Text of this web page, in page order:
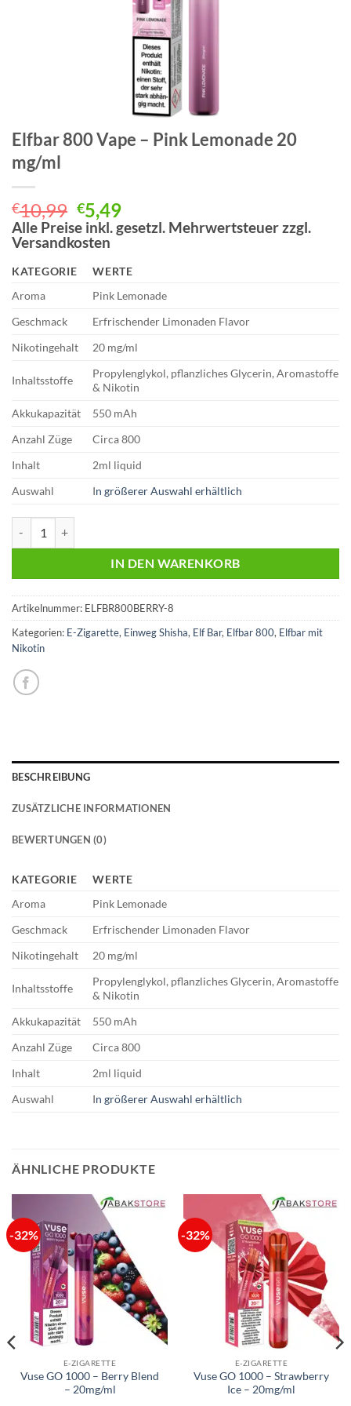
Elfbar 800 Vape – Pink Lemonade 20
mg/ml
€10,99 Ursprünglicher
Preis
war:
€10,99
€5,49Aktueller
Preis
€5,49.
Alle Preise inkl. gesetzl. Mehrwertsteuer zzgl.
Versandkosten
KATEGORIE
WERTE
Aroma
Pink Lemonade
Geschmack
Erfrischender Limonaden Flavor
Nikotingehalt
20 mg/ml
Inhaltsstoffe
Propylenglykol, pflanzliches Glycerin, Aromastoffe
& Nikotin
Akkukapazität
550 mAh
Anzahl Züge
Circa 800
Inhalt
2ml liquid
Auswahl
In größerer Auswahl erhältlich
IN DEN WARENKORB
Artikelnummer: ELFBR800BERRY-8
Kategorien: E-Zigarette, Einweg Shisha, Elf Bar, Elfbar 800, Elfbar mit
Nikotin
BESCHREIBUNG
ZUSÄTZLICHE INFORMATIONEN
BEWERTUNGEN (0)
KATEGORIE
WERTE
Aroma
Pink Lemonade
Geschmack
Erfrischender Limonaden Flavor
Nikotingehalt
20 mg/ml
Inhaltsstoffe
Propylenglykol, pflanzliches Glycerin, Aromastoffe
& Nikotin
Akkukapazität
550 mAh
Anzahl Züge
Circa 800
Inhalt
2ml liquid
Auswahl
In größerer Auswahl erhältlich
ÄHNLICHE PRODUKTE
-32%
E-ZIGARETTE
Vuse GO 1000 – Berry Blend
– 20mg/ml
-32%
E-ZIGARETTE
Vuse GO 1000 – Strawberry
Ice – 20mg/ml